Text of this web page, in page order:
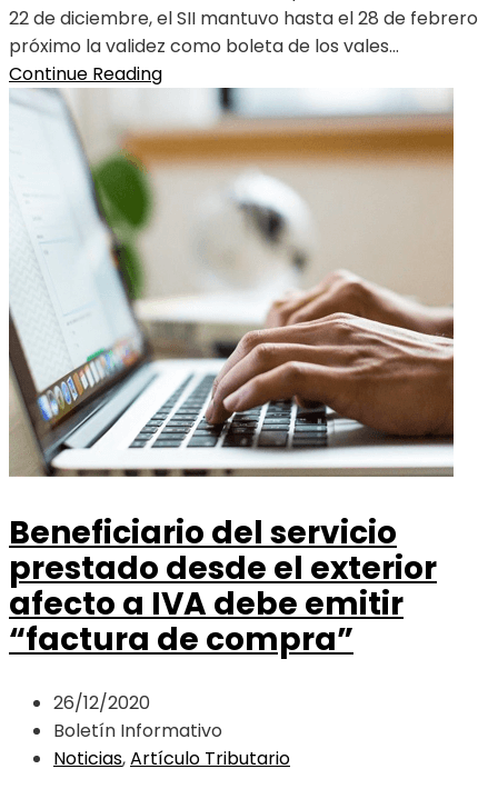
22 de diciembre, el SII mantuvo hasta el 28 de febrero
próximo la validez como boleta de los vales...
Continue Reading
Beneficiario del servicio
prestado desde el exterior
afecto a IVA debe emitir
“factura de compra”
26/12/2020
Boletín Informativo
Noticias,Artículo Tributario